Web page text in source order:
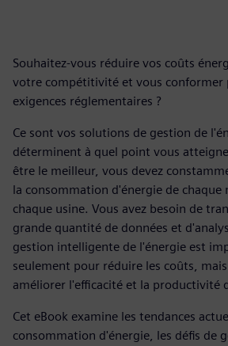
Souhaitez-vous réduire vos coûts
votre compétitivité et vous conformer
exigences réglementaires ?
Ce sont vos solutions de gestion de
déterminent à quel point vous
être le meilleur, vous devez
la consommation d'énergie de chaque
chaque usine. Vous avez besoin de
grande quantité de données et
gestion intelligente de l'énergie est
seulement pour réduire les coûts,
améliorer l'efficacité et la productivité
Cet eBook examine les tendances
consommation d'énergie, les défis de